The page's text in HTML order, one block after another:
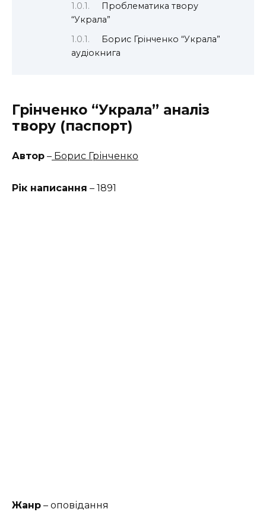
Проблематика твору
“Украла”
Борис Грінченко “Украла”
аудіокнига
Грінченко “Украла” аналіз
твору (паспорт)
Автор – Борис Грінченко
Рік написання – 1891
Жанр – оповідання